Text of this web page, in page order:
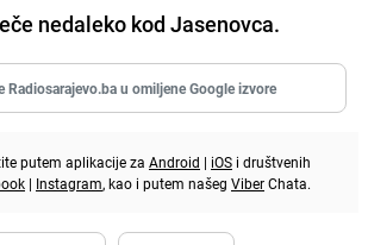
nedaleko kod Jasenovca.
Radiosarajevo.ba u omiljene Google izvore
putem aplikacije za Android | iOS i društvenih
| Instagram, kao i putem našeg ViberChata.